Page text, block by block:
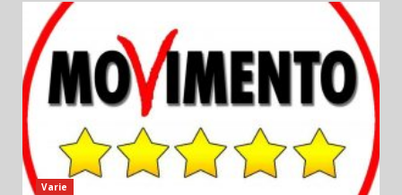
Varie